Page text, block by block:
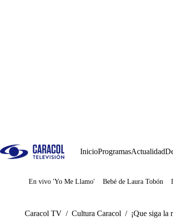
InicioProgramasActualidad
Juegos
En vivo 'Yo Me Llamo' Bebé de Laura Tobón
Caracol TV / Cultura Caracol / ¡Que siga la